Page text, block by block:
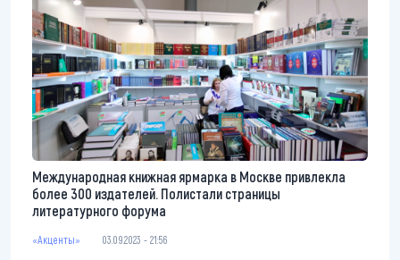
Международная книжная ярмарка в Москве привлекла
более 300 издателей. Полистали страницы
литературного форума
«Акценты» 03.09.2023 - 21:56